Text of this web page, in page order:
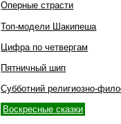
Оперные страсти
Топ-модели Шакипеша
Цифра по четвергам
Пятничный шип
Субботний религиозно-
Воскресные сказки